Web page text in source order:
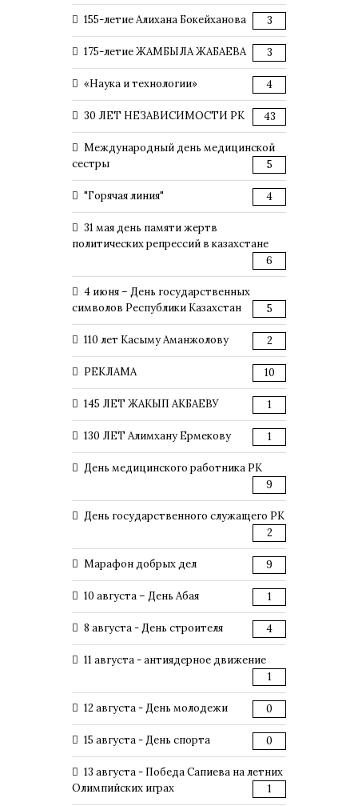
155-летие Алихана Бокейханова 3
175-летие ЖАМБЫЛА ЖАБАЕВА 3
«Наука и технологии» 4
30 ЛЕТ НЕЗАВИСИМОСТИ РК 43
Международный день медицинской
сестры
5
"Горячая линия" 4
31 мая день памяти жертв
политических репрессий в казахстане
6
4 июня – День государственных
символов Республики Казахстан
5
110 лет Касыму Аманжолову 2
РЕКЛАМА 10
145 ЛЕТ ЖАКЫП АКБАЕВУ 1
130 ЛЕТ Алимхану Ермекову 1
День медицинского работника РК
9
День государственного служащего РК
2
Марафон добрых дел 9
10 августа – День Абая 1
8 августа - День строителя 4
11 августа - антиядерное движение
1
12 августа - День молодежи 0
15 августа - День спорта 0
13 августа - Победа Сапиева на летних
Олимпийских играх
1